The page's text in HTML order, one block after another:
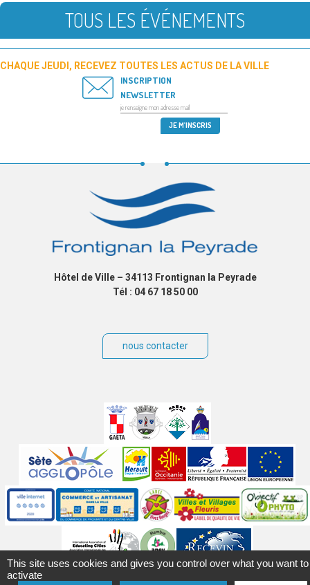
TOUS LES ÉVÉNEMENTS
CHAQUE JEUDI, RECEVEZ TOUTES LES ACTUS DE LA VILLE
INSCRIPTION
NEWSLETTER
Hôtel de Ville – 34113 Frontignan la Peyrade
Tél : 04 67 18 50 00
nous contacter
partenaires
Labels
This site uses cookies and gives you control over what you want to
activate